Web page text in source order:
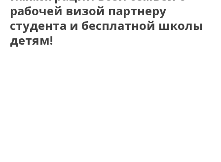
рабочей визой партнеру
студента и бесплатной школы
детям!